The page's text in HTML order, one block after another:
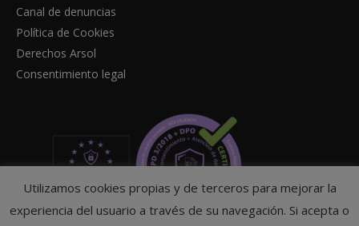
Canal de denuncias
Política de Cookies
Derechos Arsol
Consentimiento legal
Utilizamos cookies propias y de terceros para mejorar la
experiencia del usuario a través de su navegación. Si acepta o